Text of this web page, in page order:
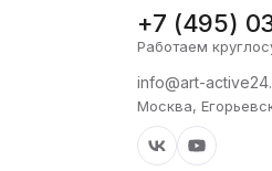
+7 (495)
Работаем
info@art-
Москва,